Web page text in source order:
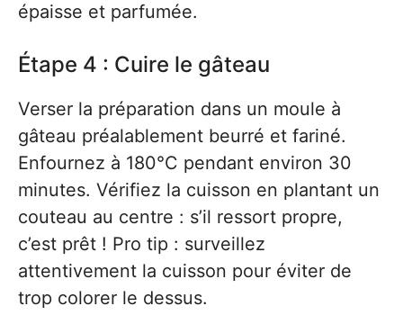
épaisse et parfumée.
Étape 4 : Cuire le gâteau
Verser la préparation dans un moule à
gâteau préalablement beurré et fariné.
Enfournez à 180°C pendant environ 30
minutes. Vérifiez la cuisson en plantant un
couteau au centre : s’il ressort propre,
c’est prêt ! Pro tip : surveillez
attentivement la cuisson pour éviter de
trop colorer le dessus.